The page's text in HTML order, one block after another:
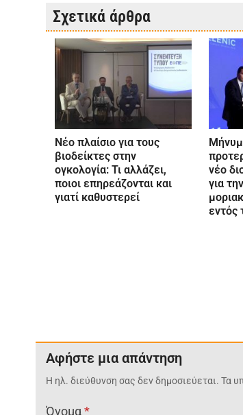
Σχετικά άρθρα
Νέο πλαίσιο για τους
βιοδείκτες στην
ογκολογία: Τι αλλάζει,
ποιοι επηρεάζονται και
γιατί καθυστερεί
νέο
για
εντός
Αφήστε μια απάντηση
Η ηλ. διεύθυνση σας δεν δημοσιεύεται. Τα
Όνομα*